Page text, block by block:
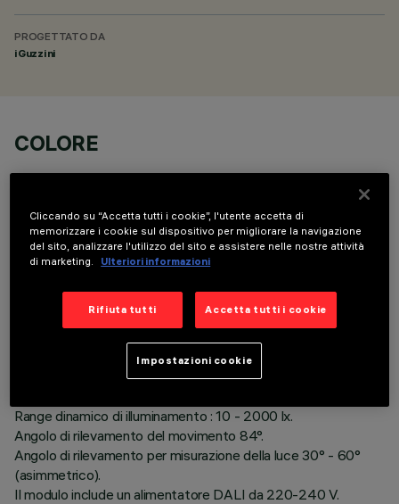
PROGETTATO DA
iGuzzini
COLORE
DATI TECNICI
Modulo completo di sensore Casambi.
Range dinamico di illuminamento : 10 - 2000 lx.
Angolo di rilevamento del movimento 84°.
Angolo di rilevamento per misurazione della luce 30° - 60°
(asimmetrico).
Il modulo include un alimentatore DALI da 220-240 V.
Cliccando su “Accetta tutti i cookie”, l'utente accetta di
memorizzare i cookie sul dispositivo per migliorare la navigazione
del sito, analizzare l'utilizzo del sito e assistere nelle nostre attività
di marketing.
Ulteriori informazioni
Rifiuta tutti Accetta tutti i cookie
Impostazioni cookie